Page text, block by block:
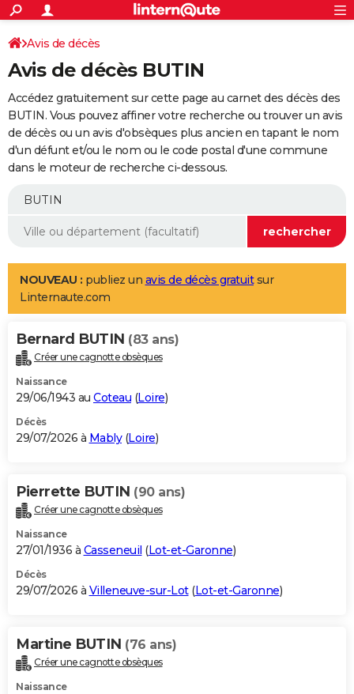
ACTUALITÉS
Politique
Société
Faits Divers
Education
Monde
Villes
+
SPORT
Coupe du monde 2026
Football
Tennis
Cyclisme
Rugby
Forum
Programme TV
TNT
Streaming
Cinéma
Sorties cinéma
Musique
+
FINANCE
Retraite
Impôts
Epargne
Immobilier
Risques naturels par ville
Banque
Assurance
Crédit
AUTO
Essais
Réserver un essai
Citadines
Berlines
SUV
Forum auto
+
Mobiles
Meilleur smartphone
Internet
Ordinateurs
Jeux vidéo
Guide high-tech
Aménagement intérieur
LIFESTYLE
Art de vivre
Bien-être
Loisirs
Mode
Modes de vie
Alimentation
Guide de la santé
Maladies
Médicaments
Sommeil
VOYAGE
Destinations
City break
Voyage nature
Voyage de noces
Forum
Climat
+PHOTO
GUIDES D'ACHAT
BONS PLANS
Carte de Noël
Carte Bonne année
Carte Saint-Valentin
Carte Pâques
Carte d'anniversaire
DICTIONNAIRE
Dictionnaire
Biographies
Citations
Expressions
Proverbes
PROGRAMME TV
S'inscrire
Se connecter
Lycées
Collèges
Primaires
Universités
Entreprises
Service militaire
Avis de recherche
AVIS DE DÉCÈS
Bricolage
Lifestyle
Culture
Sport
Auto
Television
Voyage
Cinema
Avis de décès
Avis de décès BUTIN
Accédez gratuitement sur cette page au carnet des décès des
BUTIN. Vous pouvez affiner votre recherche ou trouver un avis
de décès ou un avis d'obsèques plus ancien en tapant le nom
d'un défunt et/ou le nom ou le code postal d'une commune
dans le moteur de recherche ci-dessous.
NOUVEAU : publiez un avis de décès gratuitsur
Linternaute.com
Bernard BUTIN (83 ans)
Créer une cagnotte obsèques
Naissance
29/06/1943 au Coteau (Loire)
Décès
29/07/2026 à Mably(Loire)
Pierrette BUTIN (90 ans)
Créer une cagnotte obsèques
Naissance
27/01/1936 à Casseneuil (Lot-et-Garonne)
Décès
29/07/2026 à Villeneuve-sur-Lot(Lot-et-Garonne)
Martine BUTIN (76 ans)
Créer une cagnotte obsèques
Naissance